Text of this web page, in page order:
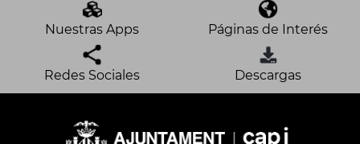
Nuestras Apps Páginas de Interés
Redes Sociales Descargas